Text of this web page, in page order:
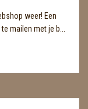
weer! Een
mailen met je b...